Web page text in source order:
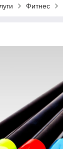
Фитнес